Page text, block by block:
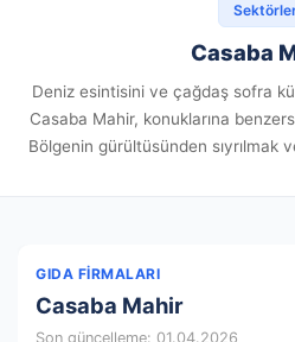
Casaba
Deniz esintisini ve çağdaş sofra
Casaba Mahir, konuklarına
Bölgenin gürültüsünden sıyrılmak
GIDA FIRMALARI
Casaba Mahir
Son güncelleme: 01.04.2026